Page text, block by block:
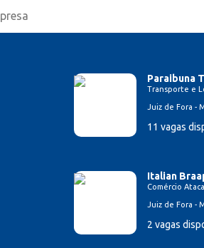
Paraibuna
Transporte e
Juiz de Fora -
11 vagas
Italian
Comércio
Juiz de Fora -
2 vagas